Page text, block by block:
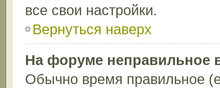
все свои настройки.
Вернуться наверх
На форуме неправильное
Обычно время правильное